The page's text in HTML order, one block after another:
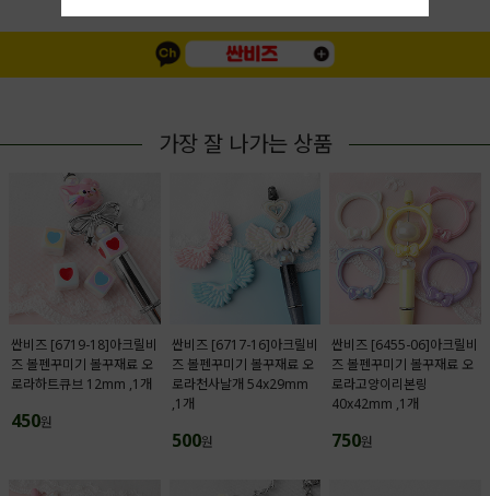
가장 잘 나가는 상품
싼비즈 [6719-18]아크릴비
즈 볼펜꾸미기 볼꾸재료 오
로라하트큐브 12mm ,1개
450원
싼비즈 [6717-16]아크릴비
즈 볼펜꾸미기 볼꾸재료 오
로라천사날개 54x29mm
,1개
500원
싼비즈 [6455-06]아크릴비
즈 볼펜꾸미기 볼꾸재료 오
로라고양이리본링
40x42mm ,1개
750원